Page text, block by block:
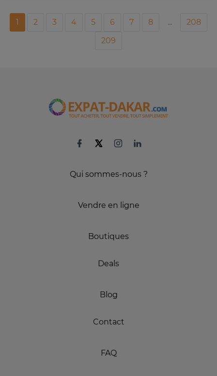
1 2 3 4 5 6 7 8 ...
208
209
Qui sommes-nous ?
Vendre en ligne
Boutiques
Deals
Blog
Contact
FAQ